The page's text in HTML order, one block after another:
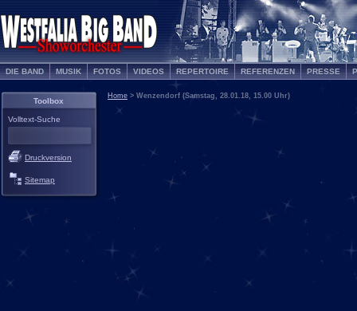
DIE BAND MUSIK FOTOS VIDEOS REPERTOIRE REFERENZEN PRESSE
Toolbox
Volltext-Suche
Druckversion
Sitemap
Home > Wenzendorf (Samstag, 28.01.18, 15.00 Uhr)